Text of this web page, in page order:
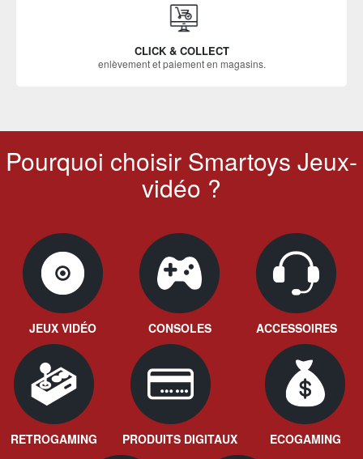
CLICK & COLLECT
enlèvement et paiement en magasins.
Pourquoi choisir Smartoys Jeux-
vidéo ?
JEUX VIDÉO CONSOLES ACCESSOIRES
RETROGAMING PRODUITS DIGITAUX ECOGAMING